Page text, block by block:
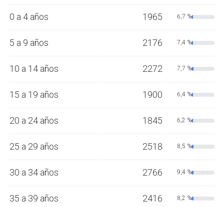
0 a 4 años 1965 6,7 %
5 a 9 años 2176 7,4 %
10 a 14 años 2272 7,7 %
15 a 19 años 1900 6,4 %
20 a 24 años 1845 6,2 %
25 a 29 años 2518 8,5 %
30 a 34 años 2766 9,4 %
35 a 39 años 2416 8,2 %